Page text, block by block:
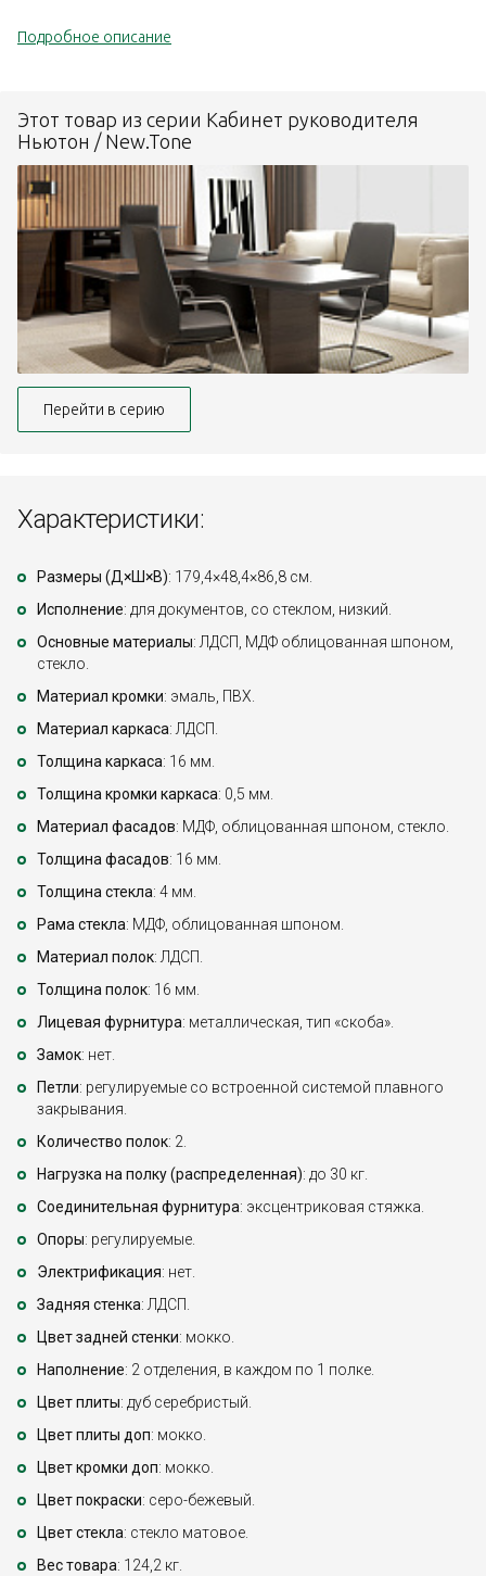
Подробное описание
Этот товар из серии Кабинет руководителя
Ньютон / New.Tone
Перейти в серию
Характеристики:
Размеры (Д×Ш×В): 179,4×48,4×86,8 см.
Исполнение: для документов, со стеклом, низкий.
Основные материалы: ЛДСП, МДФ облицованная шпоном,
стекло.
Материал кромки: эмаль, ПВХ.
Материал каркаса: ЛДСП.
Толщина каркаса: 16 мм.
Толщина кромки каркаса: 0,5 мм.
Материал фасадов: МДФ, облицованная шпоном, стекло.
Толщина фасадов: 16 мм.
Толщина стекла: 4 мм.
Рама стекла: МДФ, облицованная шпоном.
Материал полок: ЛДСП.
Толщина полок: 16 мм.
Лицевая фурнитура: металлическая, тип «скоба».
Замок: нет.
Петли: регулируемые со встроенной системой плавного
закрывания.
Количество полок: 2.
Нагрузка на полку (распределенная): до 30 кг.
Соединительная фурнитура: эксцентриковая стяжка.
Опоры: регулируемые.
Электрификация: нет.
Задняя стенка: ЛДСП.
Цвет задней стенки: мокко.
Наполнение: 2 отделения, в каждом по 1 полке.
Цвет плиты: дуб серебристый.
Цвет плиты доп: мокко.
Цвет кромки доп: мокко.
Цвет покраски: серо-бежевый.
Цвет стекла: стекло матовое.
Вес товара: 124,2 кг.